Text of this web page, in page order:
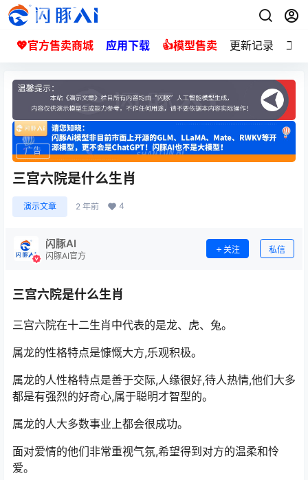
💖官方售卖商城 应用下载 👍模型售卖 更新记录 工
广告
广告
三宫六院是什么生肖
演示文章 2 年前 4
闪豚AI
闪豚AI官方
关注 私信
三宫六院是什么生肖
三宫六院在十二生肖中代表的是龙、虎、兔。
属龙的性格特点是慷慨大方,乐观积极。
属龙的人性格特点是善于交际,人缘很好,待人热情,他们大多
都是有强烈的好奇心,属于聪明才智型的。
属龙的人大多数事业上都会很成功。
面对爱情的他们非常重视气氛,希望得到对方的温柔和怜
爱。